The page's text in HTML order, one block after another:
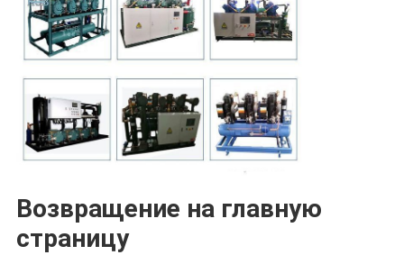
Возвращение на главную
страницу